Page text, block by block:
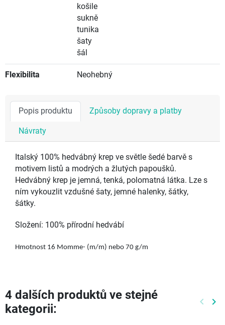
košile
sukně
tunika
šaty
šál
Flexibilita Neohebný
Popis produktu Způsoby dopravy a platby
Návraty
Italský 100% hedvábný krep ve světle šedé barvě s
motivem listů a modrých a žlutých papoušků.
Hedvábný krep je jemná, tenká, polomatná látka. Lze s
ním vykouzlit vzdušné šaty, jemné halenky, šátky,
šátky.
Složení: 100% přírodní hedvábí
Hmotnost 16 Momme- (m/m) nebo 70 g/m
4 dalších produktů ve stejné
kategorii:
keyboard_arrow_left keyboard_arrow_right